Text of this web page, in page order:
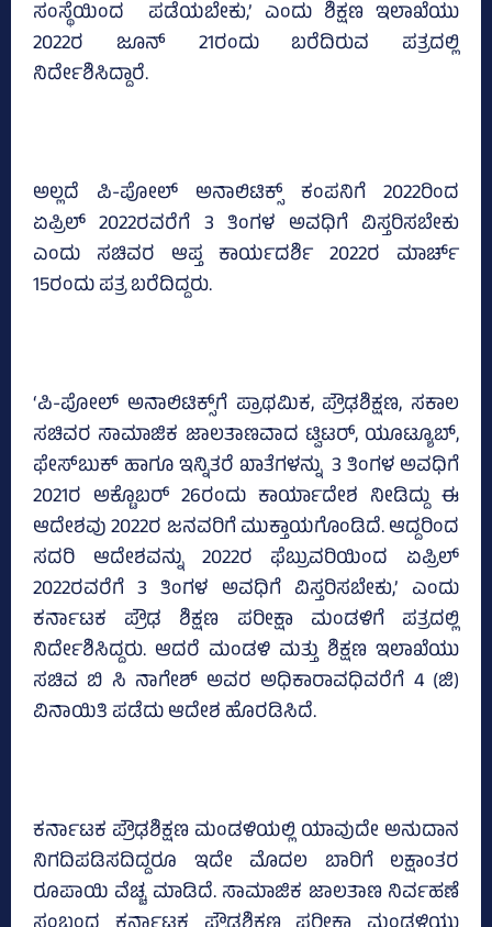
ಸಂಸ್ಥೆಯಿಂದ ಪಡೆಯಬೇಕು,’ ಎಂದು ಶಿಕ್ಷಣ ಇಲಾಖೆಯು
2022ರ ಜೂನ್‌ 21ರಂದು ಬರೆದಿರುವ ಪತ್ರದಲ್ಲಿ
ನಿರ್ದೇಶಿಸಿದ್ದಾರೆ.
ಅಲ್ಲದೆ ಪಿ-ಪೋಲ್‌ ಅನಾಲಿಟಿಕ್ಸ್‌ ಕಂಪನಿಗೆ 2022ರಿಂದ
ಏಪ್ರಿಲ್‌ 2022ರವರೆಗೆ 3 ತಿಂಗಳ ಅವಧಿಗೆ ವಿಸ್ತರಿಸಬೇಕು
ಎಂದು ಸಚಿವರ ಆಪ್ತ ಕಾರ್ಯದರ್ಶಿ 2022ರ ಮಾರ್ಚ್‌
15ರಂದು ಪತ್ರ ಬರೆದಿದ್ದರು.
‘ಪಿ-ಪೋಲ್‌ ಅನಾಲಿಟಿಕ್ಸ್‌ಗೆ ಪ್ರಾಥಮಿಕ, ಪ್ರೌಢಶಿಕ್ಷಣ, ಸಕಾಲ
ಸಚಿವರ ಸಾಮಾಜಿಕ ಜಾಲತಾಣವಾದ ಟ್ವಿಟರ್‌, ಯೂಟ್ಯೂಬ್‌,
ಫೇಸ್‌ಬುಕ್‌ ಹಾಗೂ ಇನ್ನಿತರೆ ಖಾತೆಗಳನ್ನು 3 ತಿಂಗಳ ಅವಧಿಗೆ
2021ರ ಅಕ್ಟೊಬರ್‌ 26ರಂದು ಕಾರ್ಯಾದೇಶ ನೀಡಿದ್ದು ಈ
ಆದೇಶವು 2022ರ ಜನವರಿಗೆ ಮುಕ್ತಾಯಗೊಂಡಿದೆ. ಆದ್ದರಿಂದ
ಸದರಿ ಆದೇಶವನ್ನು 2022ರ ಫೆಬ್ರುವರಿಯಿಂದ ಏಪ್ರಿಲ್‌
2022ರವರೆಗೆ 3 ತಿಂಗಳ ಅವಧಿಗೆ ವಿಸ್ತರಿಸಬೇಕು,’ ಎಂದು
ಕರ್ನಾಟಕ ಪ್ರೌಢ ಶಿಕ್ಷಣ ಪರೀಕ್ಷಾ ಮಂಡಳಿಗೆ ಪತ್ರದಲ್ಲಿ
ನಿರ್ದೇಶಿಸಿದ್ದರು. ಆದರೆ ಮಂಡಳಿ ಮತ್ತು ಶಿಕ್ಷಣ ಇಲಾಖೆಯು
ಸಚಿವ ಬಿ ಸಿ ನಾಗೇಶ್‌ ಅವರ ಅಧಿಕಾರಾವಧಿವರೆಗೆ 4 (ಜಿ)
ವಿನಾಯಿತಿ ಪಡೆದು ಆದೇಶ ಹೊರಡಿಸಿದೆ.
ಕರ್ನಾಟಕ ಪ್ರೌಢಶಿಕ್ಷಣ ಮಂಡಳಿಯಲ್ಲಿ ಯಾವುದೇ ಅನುದಾನ
ನಿಗದಿಪಡಿಸದಿದ್ದರೂ ಇದೇ ಮೊದಲ ಬಾರಿಗೆ ಲಕ್ಷಾಂತರ
ರೂಪಾಯಿ ವೆಚ್ಚ ಮಾಡಿದೆ. ಸಾಮಾಜಿಕ ಜಾಲತಾಣ ನಿರ್ವಹಣೆ